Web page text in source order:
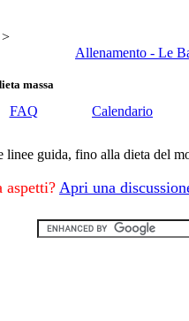
>
Allenamento - Le
massa
FAQ Calendario
linee guida, fino alla dieta del
aspetti? Apri una